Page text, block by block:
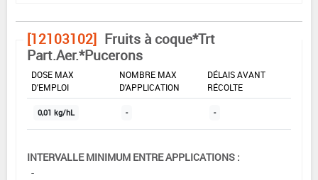
[12103102] Fruits à coque*Trt
Part.Aer.*Pucerons
DOSE MAX
D'EMPLOI
NOMBRE MAX
D'APPLICATION
DÉLAIS AVANT
RÉCOLTE
0,01 kg/hL - -
INTERVALLE MINIMUM ENTRE APPLICATIONS :
-